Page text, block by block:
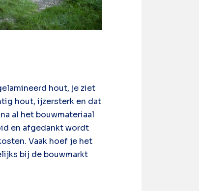
hout, je ziet
hout, ijzersterk en dat
al het bouwmateriaal
en afgedankt wordt
Vaak hoef je het
bij de bouwmarkt